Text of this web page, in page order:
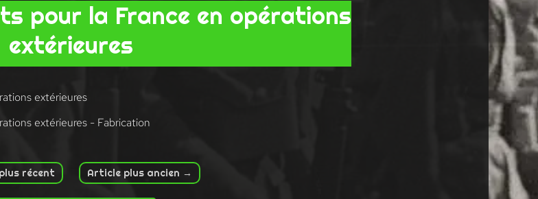
pour la France en opérations
extérieures
extérieures
extérieures - Fabrication
récent Article plus ancien →